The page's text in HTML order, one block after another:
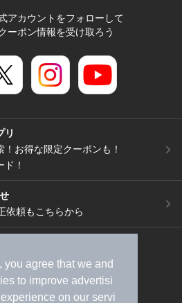
you agree that we and
to improve advertisi
on our servi
アカウントをフォローして
ーポン情報を受け取ろう
リ
お得な限定クーポンも！
！
依頼もこちらから
請求）
広告出稿のご案内
スタイルMEMBERS+規約